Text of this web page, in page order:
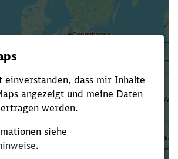
Ladezeit, indem du Suchbegriffe
oder Filter hinzufügst.